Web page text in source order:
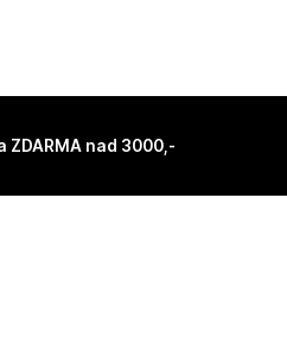
ZDARMA nad 3000,-